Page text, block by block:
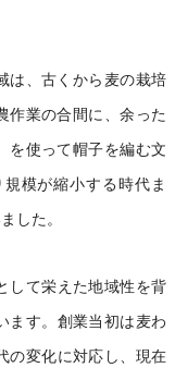
は、古くから麦の栽培
作業の合間に、余った
を使って帽子を編む文
模が縮小する時代ま
した。
して栄えた地域性を背
ます。創業当初は麦わ
の変化に対応し、現在